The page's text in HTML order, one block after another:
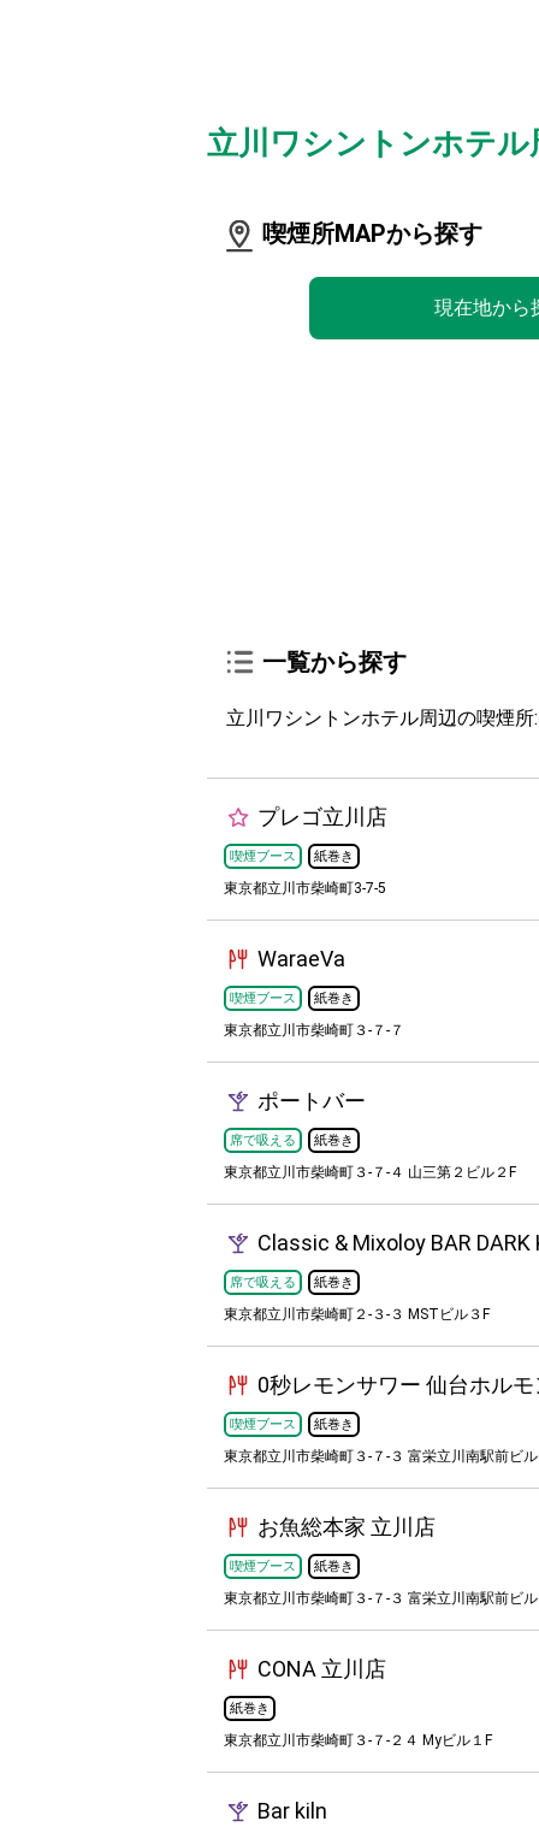
立川ワシントンホテ
喫煙所MAPから探す
現在地から
一覧から探す
立川ワシントンホテル周辺の喫煙所:
プレゴ立川店
喫煙ブース 紙巻き
東京都立川市柴崎町3-7-5
WaraeVa
喫煙ブース 紙巻き
東京都立川市柴崎町３-７-７
ポートバー
席で吸える 紙巻き
東京都立川市柴崎町３-７-４ 山三第２ビル２F
Classic & Mixoloy BAR DARK
席で吸える 紙巻き
東京都立川市柴崎町２-３-３ MSTビル３F
0秒レモンサワー 仙台ホル
喫煙ブース 紙巻き
東京都立川市柴崎町３-７-３ 富栄立川南駅前ビ
お魚総本家 立川店
喫煙ブース 紙巻き
東京都立川市柴崎町３-７-３ 富栄立川南駅前ビ
CONA 立川店
紙巻き
東京都立川市柴崎町３-７-２４ Myビル１F
Bar kiln